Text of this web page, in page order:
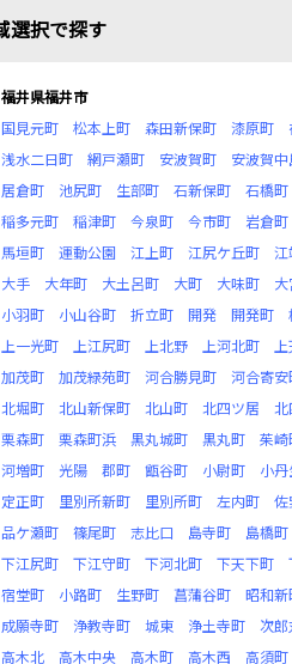
選択で探す
福井県福井市
国見元町
松本上町 森田新保町 漆原町
浅水二日町
網戸瀬町 安波賀町 安波賀
居倉町
池尻町 生部町 石新保町 石橋町
稲多元町
稲津町 今泉町 今市町 岩倉町
馬垣町
運動公園 江上町 江尻ケ丘町 江
大手
大年町 大土呂町 大町 大味町 大
小羽町
小山谷町 折立町 開発 開発町
上一光町
上江尻町 上北野 上河北町
加茂町
加茂緑苑町 河合勝見町 河合寄安
北堀町
北山新保町 北山町 北四ツ居
栗森町
栗森町浜 黒丸城町 黒丸町 茱崎
河増町
光陽 郡町 甑谷町 小尉町 小
定正町
里別所新町 里別所町 左内町 佐
品ケ瀬町
篠尾町 志比口 島寺町 島橋町
下江尻町
下江守町 下河北町 下天下町
宿堂町
小路町 生野町 菖蒲谷町 昭和新
成願寺町
浄教寺町 城東 浄土寺町 次郎
高木北
高木中央 高木町 高木西 高須町